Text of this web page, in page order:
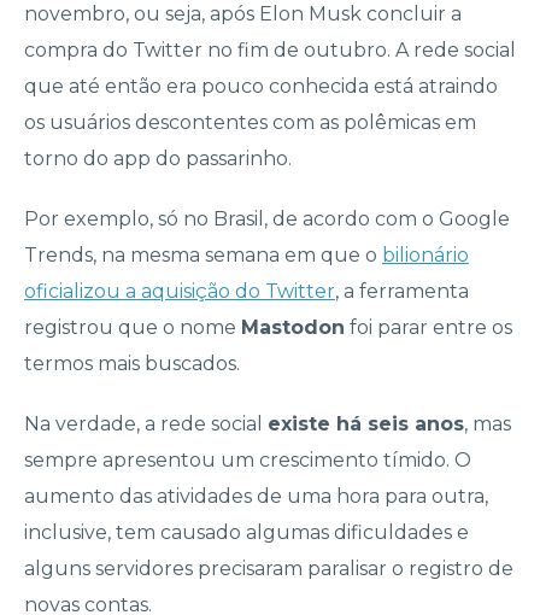
novembro, ou seja, após Elon Musk concluir a
compra do Twitter no fim de outubro. A rede social
que até então era pouco conhecida está atraindo
os usuários descontentes com as polêmicas em
torno do app do passarinho.
Por exemplo, só no Brasil, de acordo com o Google
Trends, na mesma semana em que o bilionário
oficializou a aquisição do Twitter, a ferramenta
registrou que o nome Mastodon foi parar entre os
termos mais buscados.
Na verdade, a rede social existe há seis anos, mas
sempre apresentou um crescimento tímido. O
aumento das atividades de uma hora para outra,
inclusive, tem causado algumas dificuldades e
alguns servidores precisaram paralisar o registro de
novas contas.